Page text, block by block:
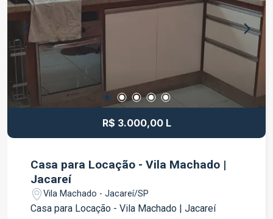
escolas, farmácias, comércios e serviços
essenciais, além de contar com fácil acesso às
principais vias da cidade. Uma excelente opção
para quem busca conforto, espaço e praticidade
em uma das regiões mais tradicionais de Jacareí.
Agende sua visita e venha conhecer este
excelente imóvel!
R$ 3.000,00 L
Casa para Locação - Vila Machado |
Jacareí
Vila Machado - Jacareí/SP
Casa para Locação - Vila Machado | Jacareí